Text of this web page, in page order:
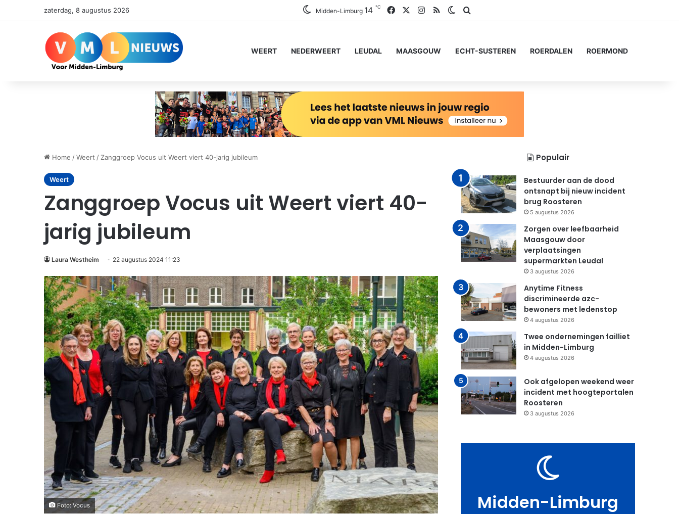
zaterdag, 8 augustus 2026 Midden-Limburg 14 ℃ FacebookInstagram
RSS Switch skin
WEERT NEDERWEERT LEUDAL MAASGOUW ECHT-SUSTEREN ROERDALEN ROERMOND
Home /Weert / Zanggroep Vocus uit Weert viert 40-jarig jubileum
Weert
Zanggroep Vocus uit Weert viert 40-
jarig jubileum
Laura Westheim 22 augustus 2024 11:23
Foto: Vocus
Populair
Bestuurder aan de dood
ontsnapt bij nieuw incident
brug Roosteren
5 augustus 2026
Zorgen over leefbaarheid
Maasgouw door
verplaatsingen
supermarkten Leudal
3 augustus 2026
Anytime Fitness
discrimineerde azc-
bewoners met ledenstop
4 augustus 2026
Twee ondernemingen failliet
in Midden-Limburg
4 augustus 2026
Ook afgelopen weekend weer
incident met hoogteportalen
Roosteren
3 augustus 2026
Midden-Limburg